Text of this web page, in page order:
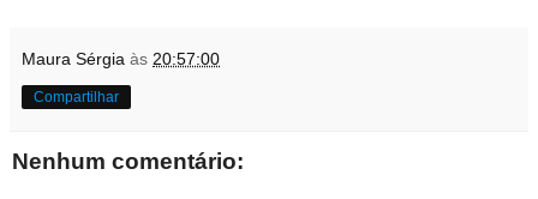
Maura Sérgia às 20:57:00
Compartilhar
Nenhum comentário: